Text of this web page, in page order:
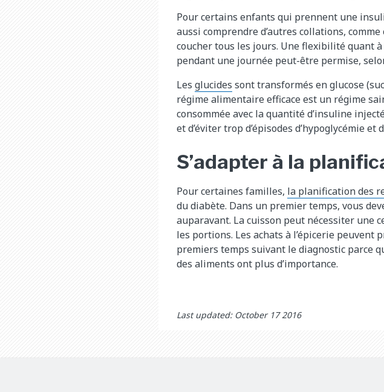
Pour certains enfants qui prennent une
aussi comprendre d’autres collations,
coucher tous les jours. Une flexibilité quant
pendant une journée peut-être permise,
Les glucides​ sont transformés en glucose
régime alimentaire efficace est un régime
consommée avec la quantité d’insuline
et d’éviter trop d’épisodes d’hypoglycémie et
S’adapter à la
Pour certaines familles, la planification des
du diabète. Dans un premier temps, vous
auparavant. La cuisson peut nécessiter une
les portions. Les achats à l’épicerie peuvent
premiers temps suivant le diagnostic parce
des aliments ont plus d’importance.
Last updated: October 17 2016